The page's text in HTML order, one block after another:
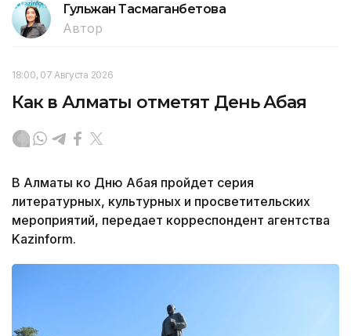
Гульжан Тасмаганбетова
Автор
18:00, 07 Августа 2026
Как в Алматы отметят День Абая
В Алматы ко Дню Абая пройдет серия
литературных, культурных и просветительских
мероприятий, передает корреспондент агентства
Kazinform.